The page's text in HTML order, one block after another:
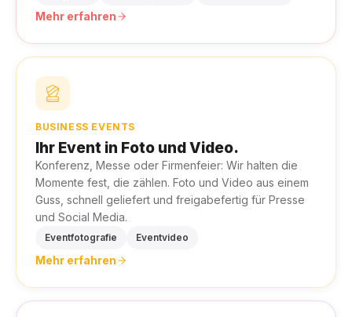
Mehr erfahren
BUSINESS EVENTS
Ihr Event in Foto und Video.
Konferenz, Messe oder Firmenfeier: Wir halten die
Momente fest, die zählen. Foto und Video aus einem
Guss, schnell geliefert und freigabefertig für Presse
und Social Media.
Eventfotografie Eventvideo
Mehr erfahren